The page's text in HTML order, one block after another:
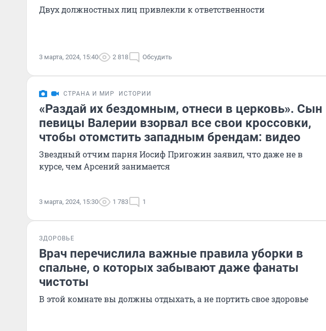
Двух должностных лиц привлекли к ответственности
3 марта, 2024, 15:40 2 818 Обсудить
СТРАНА И МИР ИСТОРИИ
«Раздай их бездомным, отнеси в церковь». Сын
певицы Валерии взорвал все свои кроссовки,
чтобы отомстить западным брендам: видео
Звездный отчим парня Иосиф Пригожин заявил, что даже не в
курсе, чем Арсений занимается
3 марта, 2024, 15:30 1 783 1
ЗДОРОВЬЕ
Врач перечислила важные правила уборки в
спальне, о которых забывают даже фанаты
чистоты
В этой комнате вы должны отдыхать, а не портить свое здоровье